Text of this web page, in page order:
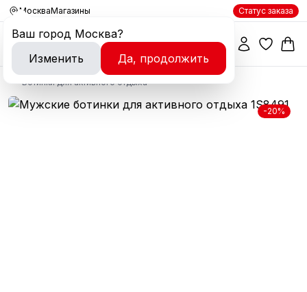
Москва
Ваш город Москва?
Изменить
Да, продолжить
Магазины Статус заказа
Ботинки для активного отдыха
-20%